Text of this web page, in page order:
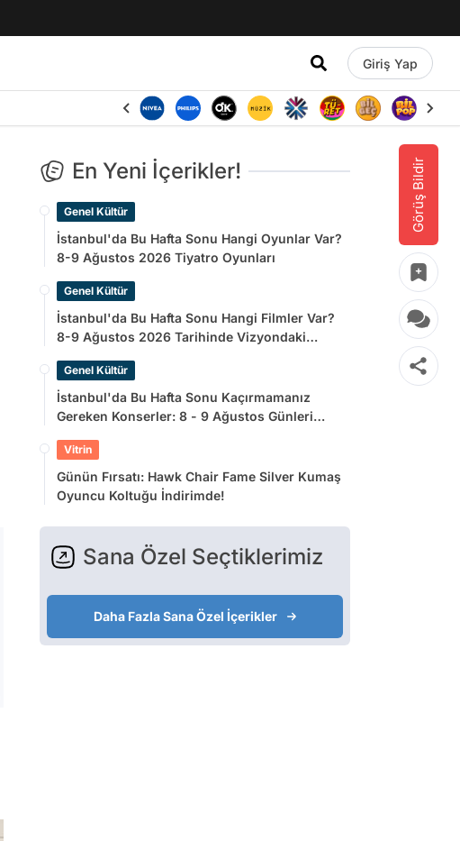
Giriş Yap
Görüş Bildir
En Yeni İçerikler!
Genel Kültür
İstanbul'da Bu Hafta Sonu Hangi Oyunlar Var?
8-9 Ağustos 2026 Tiyatro Oyunları
Genel Kültür
İstanbul'da Bu Hafta Sonu Hangi Filmler Var?
8-9 Ağustos 2026 Tarihinde Vizyondaki
Genel Kültür
İstanbul'da Bu Hafta Sonu Kaçırmamanız
Gereken Konserler: 8 - 9 Ağustos Günleri
Vitrin
Günün Fırsatı: Hawk Chair Fame Silver Kumaş
Oyuncu Koltuğu İndirimde!
Sana Özel Seçtiklerimiz
Daha Fazla Sana Özel İçerikler